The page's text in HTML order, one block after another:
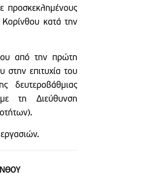
προσκεκλημένους
κατά την
από την πρώτη
στην επιτυχία του
τη Διεύθυνση